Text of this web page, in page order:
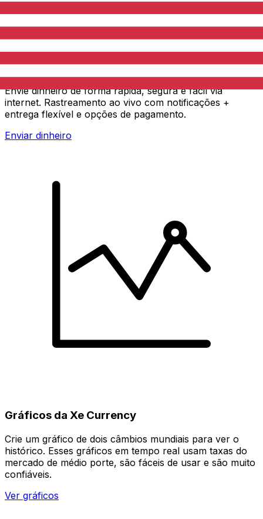
Transferência internacional de dinheiro Xe
Envie dinheiro de forma rápida, segura e fácil via
internet. Rastreamento ao vivo com notificações +
entrega flexível e opções de pagamento.
Enviar dinheiro
Gráficos da Xe Currency
Crie um gráfico de dois câmbios mundiais para ver o
histórico. Esses gráficos em tempo real usam taxas do
mercado de médio porte, são fáceis de usar e são muito
confiáveis.
Ver gráficos